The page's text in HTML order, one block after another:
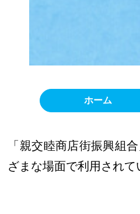
ホーム
「親交睦商店街振興組
ざまな場面で利用され